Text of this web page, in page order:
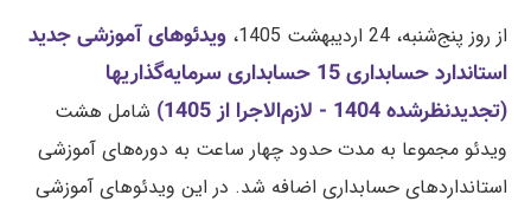
از روز پنج‌شنبه، 24 اردیبهشت 1405،
ویدئوهای آموزشی جدید
استاندارد حسابداری 15 حسابداری سرمایه‌گذاریها
(تجدیدنظرشده 1404 - لازم‌الاجرا از 1405)
شامل هشت
ویدئو مجموعا به مدت حدود چهار ساعت به دوره‌های آموزشی
استانداردهای حسابداری اضافه شد. در این ویدئوهای آموزشی